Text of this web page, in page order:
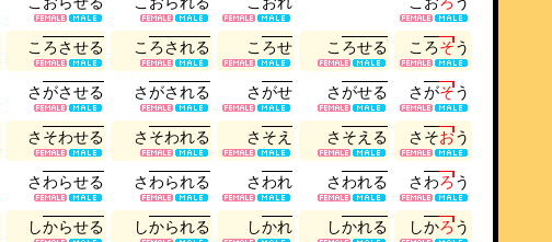
こ ろさせる こ ろされる こ ろせ こ ろせる こ ろそう
さがさせる さがされる さがせ さがせる さがそう
さ そわせる さ そわれる さ そえ さ そえ る さ そおう
さ わらせる さ わられる さ われ さ われる さ わろう
しからせる しかられる しかれ しかれる しかろう